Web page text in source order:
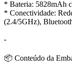
* Bateria: 5828mAh
* Conectividade:
(2.4/5GHz),
-
📦 Conteúdo da